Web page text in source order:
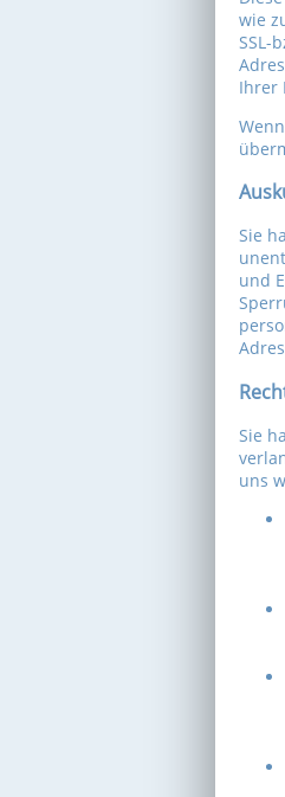
wie
SSL-
Ihrer
Sie
und
Sie
uns